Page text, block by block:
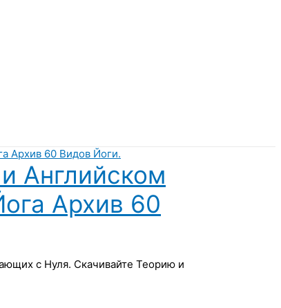
Английском
Архив 60
с Нуля. Скачивайте Теорию и